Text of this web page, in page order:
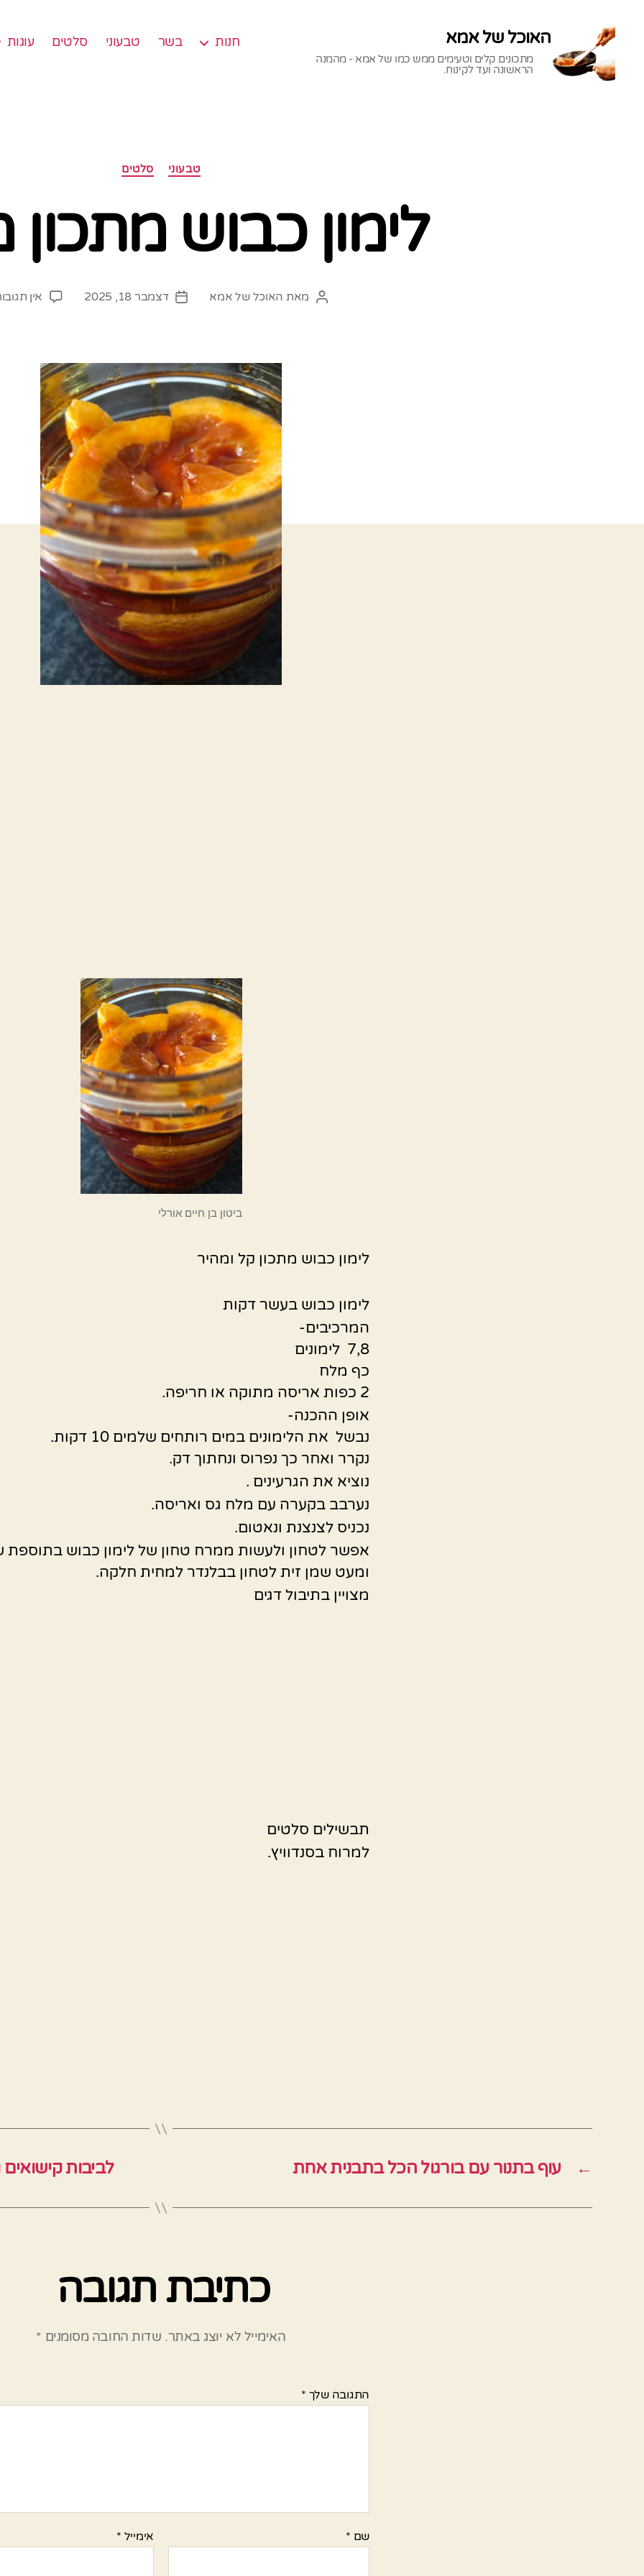
האוכל של אמא
מתכונים קלים וטעימים ממש כמו של אמא - מהמנה
הראשונה ועד לקינוח.
חנות בשר טבעוני סלטים עוגות
קטגוריות טבעוני סלטים
לימון כבוש מתכון
המחבר
מאת האוכל של אמא
תאריךדצמבר 18, 2025 אין
ביטון בן חיים אורלי
לימון כבוש מתכון קל ומהיר
לימון כבוש בעשר דקות
המרכיבים-
7,8 לימונים
כף מלח
2 כפות אריסה מתוקה או חריפה.
אופן ההכנה-
נבשל את הלימונים במים רותחים שלמים 10 דקות.
נקרר ואחר כך נפרוס ונחתוך דק.
נוציא את הגרעינים .
נערבב בקערה עם מלח גס ואריסה.
נכניס לצנצנת ונאטום.
אפשר לטחון ולעשות ממרח טחון של לימון כבוש בתוספת
ומעט שמן זית לטחון בבלנדר למחית חלקה.
מצויין בתיבול דגים
תבשילים סלטים
למרוח בסנדוויץ.
← עוף בתנור עם בורגול הכל בתבנית אחת לביבות
כתיבת תגובה
האימייל לא יוצג באתר. שדות החובה מסומנים *
התגובה שלך *
שם * אימייל *